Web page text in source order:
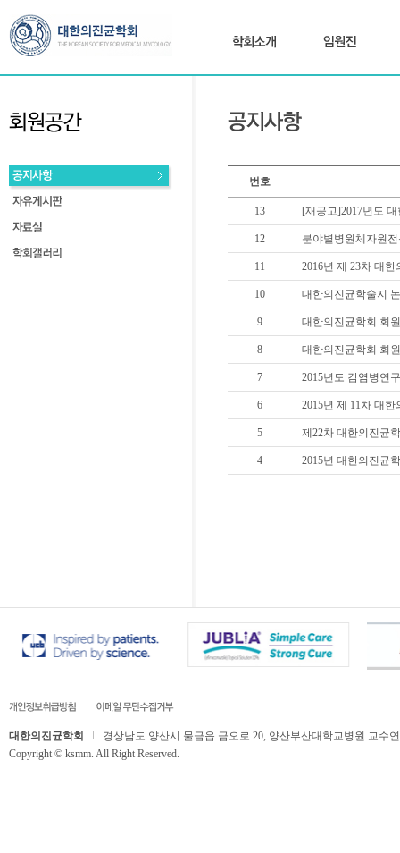
번호
13 [재공고]2017년도
12 분야별병원체자원
11 2016년 제 23차 대
10 대한의진균학술지
9 대한의진균학회 회
8 대한의진균학회 회
7 2015년도 감염병연
6 2015년 제 11차 대
5 제22차 대한의진균
4 2015년 대한의진균
대한의진균학회
경상남도 양산시 물금읍 금오로 20, 양산부산대학교병원 교수
Copyright © ksmm. All Right Reserved.